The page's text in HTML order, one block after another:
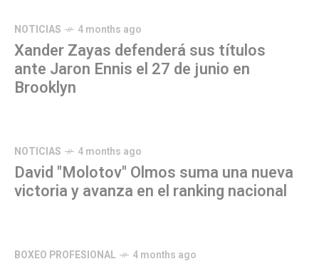
NOTICIAS 4 months ago
Xander Zayas defenderá sus títulos
ante Jaron Ennis el 27 de junio en
Brooklyn
NOTICIAS 4 months ago
David "Molotov" Olmos suma una nueva
victoria y avanza en el ranking nacional
BOXEO PROFESIONAL 4 months ago